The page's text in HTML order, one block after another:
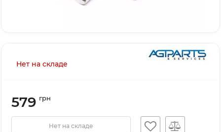
Нет на складе
579 грн
Нет на складе